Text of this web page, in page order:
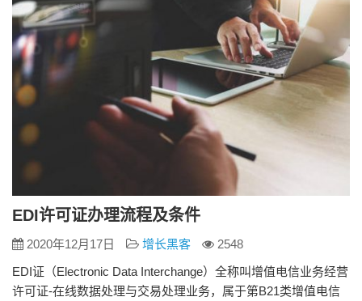
EDI许可证办理流程及条件
2020年12月17日 增长黑客
2548
EDI证（Electronic Data Interchange）全称叫增值电信业务经营
许可证-在线数据处理与交易处理业务，属于第B21类增值电信